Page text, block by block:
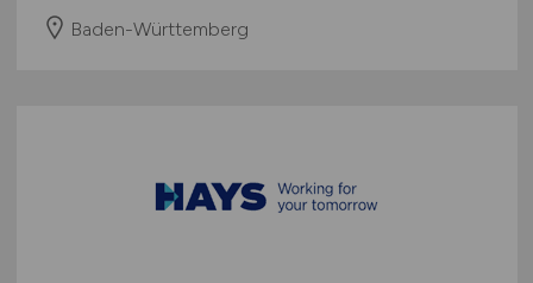
Baden-Württemberg